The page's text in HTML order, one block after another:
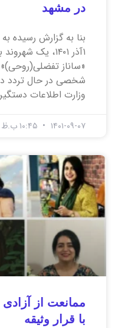
در مشهد
بنا به گزارش رسیده
۱آذر ۱۴۰۱، یک
«ساناز
شخصی در حال تردد
وزارت اطلاعات
۱۴۰۱-۰۹-۰۷
ممانعت از
با قرار وثیقه